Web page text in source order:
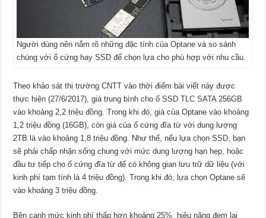
Người dùng nên nắm rõ những đặc tính của Optane và so sánh
chúng với ổ cứng hay SSD để chọn lựa cho phù hợp với nhu cầu.
Theo khảo sát thị trường CNTT vào thời điểm bài viết này được
thực hiện (27/6/2017), giá trung bình cho ổ SSD TLC SATA 256GB
vào khoảng 2,2 triệu đồng. Trong khi đó, giá của Optane vào khoảng
1,2 triệu đồng (16GB), còn giá của ổ cứng đĩa từ với dung lượng
2TB là vào khoảng 1,8 triệu đồng. Như thế, nếu lựa chọn SSD, bạn
sẽ phải chấp nhận sống chung với mức dung lượng hạn hẹp, hoặc
đầu tư tiếp cho ổ cứng đĩa từ để có không gian lưu trữ dữ liệu (với
kinh phí tạm tính là 4 triệu đồng). Trong khi đó, lựa chọn Optane sẽ
vào khoảng 3 triệu đồng.
Bên cạnh mức kinh phí thấp hơn khoảng 25%, hiệu năng đem lại